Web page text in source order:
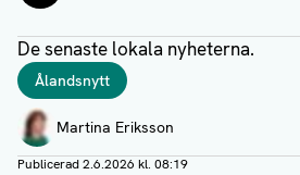
De senaste lokala nyheterna.
Taggar
Ålandsnytt
Författare
Martina Eriksson
Visa profil
Publicerad2.6.2026 kl. 08:19